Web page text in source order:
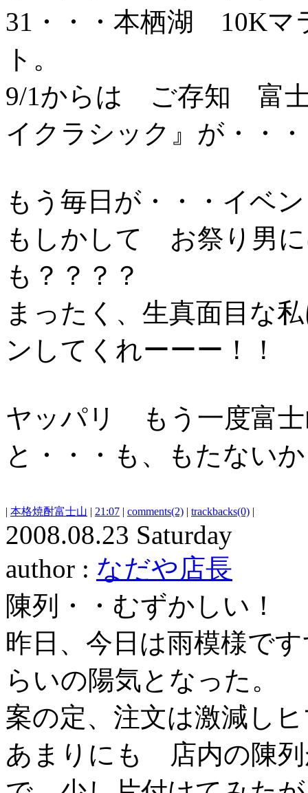
31・・・本栖湖 10K
ト。
9/1からは ご存知 富士
イクラシック』が・・・
もう毎日が・・・イベ
もしかして お祭り男
も？？？？
まったく、生真面目な
ンしてくれーーー！！
ヤッパリ もう一度富
と・・・も、もたない
| 本格焼酎富士山 | 21:07 | comments(2) | trackbacks(0) |
2008.08.23 Saturday
author : なだや店長
陳列・・むずかしい！
昨日、今日は雨模様で
らいの陽気となった。
案の定、注文は激減し
あまりにも 店内の陳列